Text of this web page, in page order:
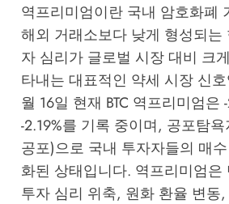
역프리미엄이란 국내 암호화폐
해외 거래소보다 낮게 형성되는
자 심리가 글로벌 시장 대비 크
타내는 대표적인 약세 시장 신
월 16일 현재 BTC 역프리미엄은
-2.19%를 기록 중이며, 공포탐
공포)으로 국내 투자자들의 매
화된 상태입니다. 역프리미엄은
투자 심리 위축, 원화 환율 변동